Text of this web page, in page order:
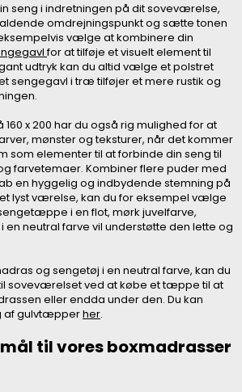
seng i indretningen på dit soveværelse,
omdrejningspunkt og sætte tonen
vælge at kombinere din
for at tilføje et visuelt element til
udtryk kan du altid vælge et polstret
sengegavl i træ tilføjer et mere rustik og
x 200 har du også rig mulighed for at
mønster og teksturer, når det kommer
som elementer til at forbinde din seng til
farvetemaer. Kombiner flere puder med
en hyggelig og indbydende stemning på
lyst værelse, kan du for eksempel vælge
i en flot, mørk juvelfarve,
neutral farve vil understøtte den lette og
og sengetøj i en neutral farve, kan du
soveværelset ved at købe et tæppe til at
eller endda under den. Du kan
af gulvtæpperher.
til vores boxmadrasser